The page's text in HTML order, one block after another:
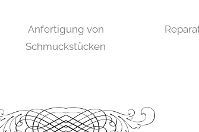
Anfertigung von
Schmuckstücken